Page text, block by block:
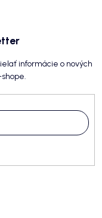
informácie o nových